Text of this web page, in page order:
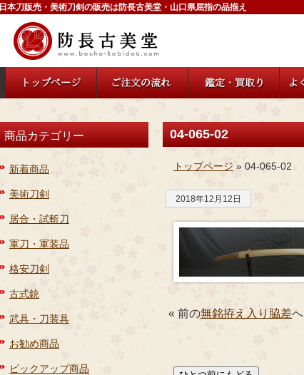
日本刀販売・美術刀剣の販売は防長古美堂・山口県屈指の品揃え
商品カテゴリー
新着商品
美術刀剣
居合・試斬刀
軍刀・軍装品
格安刀剣
古式銃
武具・刀装具
お勧め商品
ピックアップ商品
04-065-02
トップページ » 04-065-02
2018年12月12日
« 前の無銘拵え入り脇差へ